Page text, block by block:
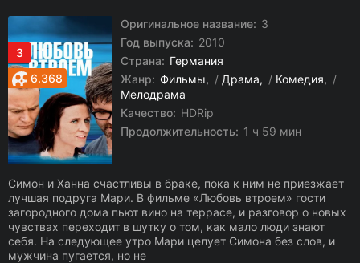
3
6.368
Оригинальное название: 3
Год выпуска: 2010
Страна: Германия
Жанр: Фильмы / Драма / Комедия
/
Мелодрама
Качество: HDRip
Продолжительность: 1 ч 59 мин
Симон и Ханна счастливы в браке, пока к ним не приезжает
лучшая подруга Мари. В фильме «Любовь втроем» гости
загородного дома пьют вино на террасе, и разговор о новых
чувствах переходит в шутку о том, как мало люди знают
себя. На следующее утро Мари целует Симона без слов, и
мужчина пугается, но не